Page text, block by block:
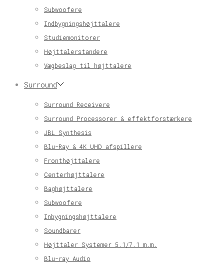
Subwoofere
Indbygningshøjttalere
Studiemonitorer
Højttalerstandere
Vægbeslag til højttalere
Surround
Surround Receivere
Surround Processorer & effektforstærkere
JBL Synthesis
Blu-Ray & 4K UHD afspillere
Fronthøjttalere
Centerhøjttalere
Baghøjttalere
Subwoofere
Inbygningshøjttalere
Soundbarer
Højttaler Systemer 5.1/7.1 m.m.
Blu-ray Audio